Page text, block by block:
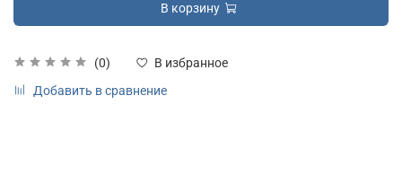
(0)
В избранное
Добавить в сравнение
В корзину